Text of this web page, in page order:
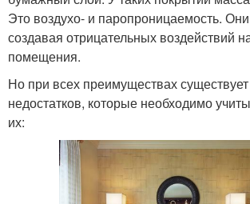
Это воздухо- и паропроницаемость.
создавая отрицательных воздействий
помещения.
Но при всех преимуществах
недостатков, которые необходимо
их: